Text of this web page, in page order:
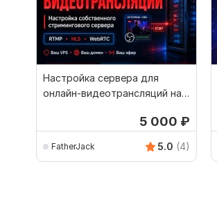
Настройка сервера для
онлайн-видеотрансляций на
5 000 ₽
FatherJack 5.0 (4)